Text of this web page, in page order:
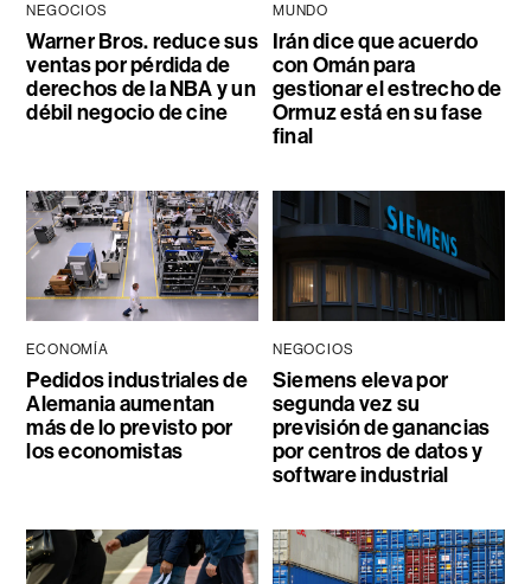
NEGOCIOS
Warner Bros. reduce sus
ventas por pérdida de
derechos de la NBA y un
débil negocio de cine
MUNDO
Irán dice que acuerdo
con Omán para
gestionar el estrecho de
Ormuz está en su fase
final
ECONOMÍA
Pedidos industriales de
Alemania aumentan
más de lo previsto por
los economistas
NEGOCIOS
Siemens eleva por
segunda vez su
previsión de ganancias
por centros de datos y
software industrial